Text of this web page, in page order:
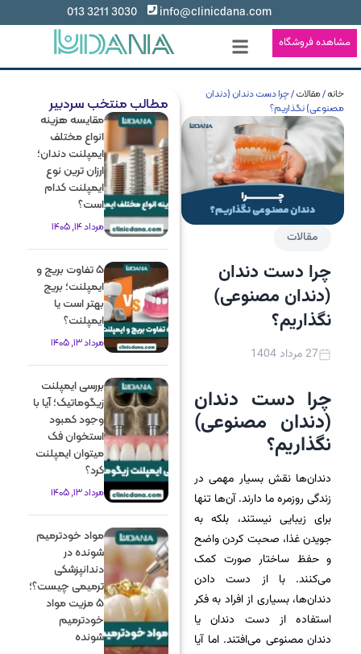
info@clinicdana.com
3030 3211 013
مشاهده فروشگاه
خانه/مقالات/ چرا دست دندان (دندان
مصنوعی) نگذاریم؟
مقالات
چرا دست دندان
(دندان مصنوعی)
نگذاریم؟
27 مرداد 1404
چرا دست دندان
(دندان مصنوعی)
نگذاریم؟
دندان‌ها نقش بسیار مهمی در
زندگی روزمره ما دارند. آن‌ها تنها
برای زیبایی نیستند، بلکه به
جویدن غذا، صحبت کردن واضح
و حفظ ساختار صورت کمک
می‌کنند. با از دست دادن
دندان‌ها، بسیاری از افراد به فکر
استفاده از دست دندان یا
دندان مصنوعی می‌افتند. اما آیا
مطالب منتخب سردبیر
مقایسه هزینه
انواع مختلف
ایمپلنت دندان؛
ارزان ترین نوع
ایمپلنت کدام
است؟
مرداد 14, 1405
5 تفاوت بریج و
ایمپلنت؛ بریج
بهتر است یا
ایمپلنت؟
مرداد 13, 1405
بررسی ایمپلنت
زیگوماتیک؛ آیا با
وجود کمبود
استخوان فک
میتوان ایمپلنت
کرد؟
مرداد 13, 1405
مواد خودترمیم
شونده در
دندانپزشکی
ترمیمی چیست؟؛
5 مزیت مواد
خودترمیم
شونده